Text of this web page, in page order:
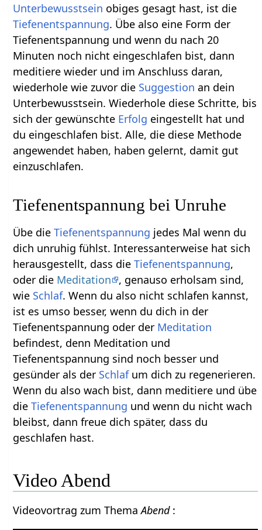
Unterbewusstsein obiges gesagt hast, ist die
Tiefenentspannung. Übe also eine Form der
Tiefenentspannung und wenn du nach 20
Minuten noch nicht eingeschlafen bist, dann
meditiere wieder und im Anschluss daran,
wiederhole wie zuvor die Suggestion an dein
Unterbewusstsein. Wiederhole diese Schritte, bis
sich der gewünschte Erfolg eingestellt hat und
du eingeschlafen bist. Alle, die diese Methode
angewendet haben, haben gelernt, damit gut
einzuschlafen.
Tiefenentspannung bei Unruhe
Übe dieTiefenentspannung jedes Mal wenn du
dich unruhig fühlst. Interessanterweise hat sich
herausgestellt, dass dieTiefenentspannung,
oder die Meditation
, genauso erholsam sind,
wie Schlaf. Wenn du also nicht schlafen kannst,
ist es umso besser, wenn du dich in der
Tiefenentspannung oder der Meditation
befindest, denn Meditation und
Tiefenentspannung sind noch besser und
gesünder als der Schlafum dich zu regenerieren.
Wenn du also wach bist, dann meditiere und übe
dieTiefenentspannung und wenn du nicht wach
bleibst, dann freue dich später, dass du
geschlafen hast.
Video Abend
Videovortrag zum ThemaAbend :